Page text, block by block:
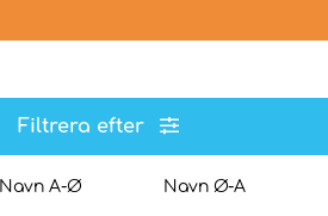
Filtrera efter
Navn A-Ø Navn Ø-A